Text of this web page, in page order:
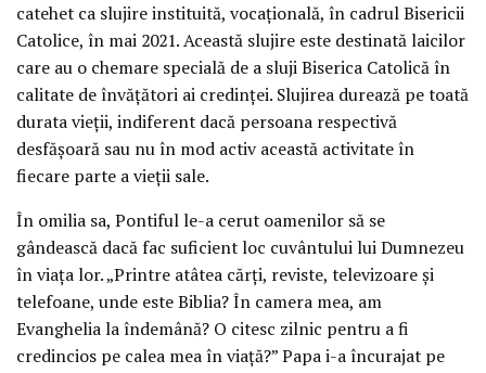
catehet ca slujire instituită, vocațională, în cadrul Bisericii
Catolice, în mai 2021. Această slujire este destinată laicilor
care au o chemare specială de a sluji Biserica Catolică în
calitate de învățători ai credinței. Slujirea durează pe toată
durata vieții, indiferent dacă persoana respectivă
desfășoară sau nu în mod activ această activitate în
fiecare parte a vieții sale.
În omilia sa, Pontiful le-a cerut oamenilor să se
gândească dacă fac suficient loc cuvântului lui Dumnezeu
în viața lor. „Printre atâtea cărți, reviste, televizoare și
telefoane, unde este Biblia? În camera mea, am
Evanghelia la îndemână? O citesc zilnic pentru a fi
credincios pe calea mea în viață?” Papa i-a încurajat pe